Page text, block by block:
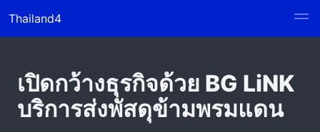
Thailand4
เปิดกว้างธุรกิจด้วย BG LiNK
บริการส่งพัสดุข้ามพรมแดน